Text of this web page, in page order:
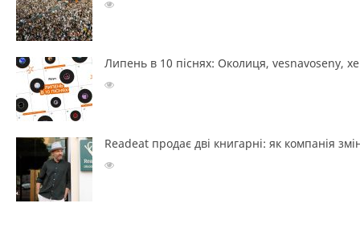
Липень в 10 піснях: Околиця, vesnavoseny,
Readeat продає дві книгарні: як компанія